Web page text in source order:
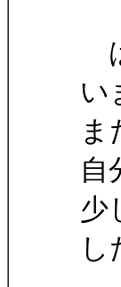
い
ま
自
少
し